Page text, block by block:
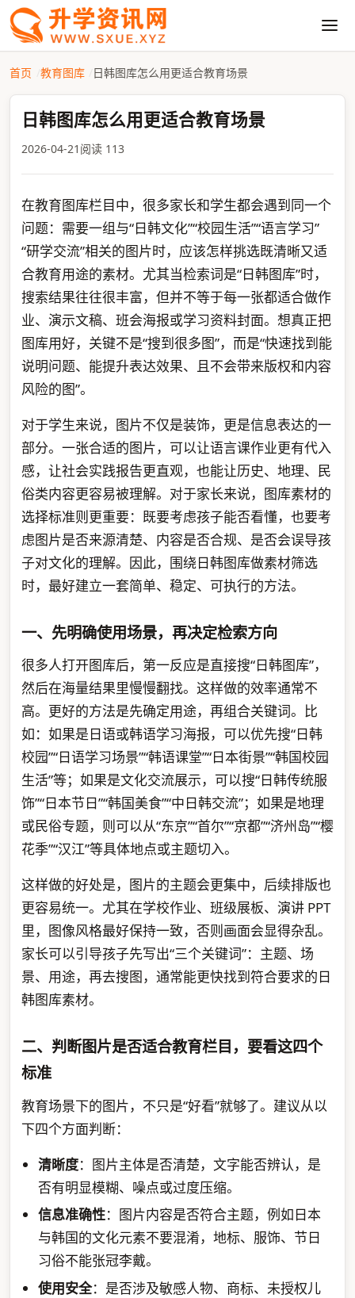
首页 教育图库 日韩图库怎么用更适合教育场景
日韩图库怎么用更适合教育场景
2026-04-21 阅读 113
在教育图库栏目中，很多家长和学生都会遇到同一个
问题：需要一组与“日韩文化”“校园生活”“语言学习”
“研学交流”相关的图片时，应该怎样挑选既清晰又适
合教育用途的素材。尤其当检索词是“日韩图库”时，
搜索结果往往很丰富，但并不等于每一张都适合做作
业、演示文稿、班会海报或学习资料封面。想真正把
图库用好，关键不是“搜到很多图”，而是“快速找到能
说明问题、能提升表达效果、且不会带来版权和内容
风险的图”。
对于学生来说，图片不仅是装饰，更是信息表达的一
部分。一张合适的图片，可以让语言课作业更有代入
感，让社会实践报告更直观，也能让历史、地理、民
俗类内容更容易被理解。对于家长来说，图库素材的
选择标准则更重要：既要考虑孩子能否看懂，也要考
虑图片是否来源清楚、内容是否合规、是否会误导孩
子对文化的理解。因此，围绕日韩图库做素材筛选
时，最好建立一套简单、稳定、可执行的方法。
一、先明确使用场景，再决定检索方向
很多人打开图库后，第一反应是直接搜“日韩图库”，
然后在海量结果里慢慢翻找。这样做的效率通常不
高。更好的方法是先确定用途，再组合关键词。比
如：如果是日语或韩语学习海报，可以优先搜“日韩
校园”“日语学习场景”“韩语课堂”“日本街景”“韩国校园
生活”等；如果是文化交流展示，可以搜“日韩传统服
饰”“日本节日”“韩国美食”“中日韩交流”；如果是地理
或民俗专题，则可以从“东京”“首尔”“京都”“济州岛”“樱
花季”“汉江”等具体地点或主题切入。
这样做的好处是，图片的主题会更集中，后续排版也
更容易统一。尤其在学校作业、班级展板、演讲 PPT
里，图像风格最好保持一致，否则画面会显得杂乱。
家长可以引导孩子先写出“三个关键词”：主题、场
景、用途，再去搜图，通常能更快找到符合要求的日
韩图库素材。
二、判断图片是否适合教育栏目，要看这四个
标准
教育场景下的图片，不只是“好看”就够了。建议从以
下四个方面判断：
清晰度：图片主体是否清楚，文字能否辨认，是
否有明显模糊、噪点或过度压缩。
信息准确性：图片内容是否符合主题，例如日本
与韩国的文化元素不要混淆，地标、服饰、节日
习俗不能张冠李戴。
使用安全：是否涉及敏感人物、商标、未授权儿